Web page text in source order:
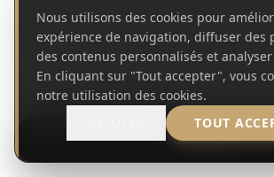
Propriétés
Nous utilisons des cookies pour
expérience de navigation, diffuser des
des contenus personnalisés et
En cliquant sur "Tout accepter", vous
notre utilisation des cookies.
TOUT